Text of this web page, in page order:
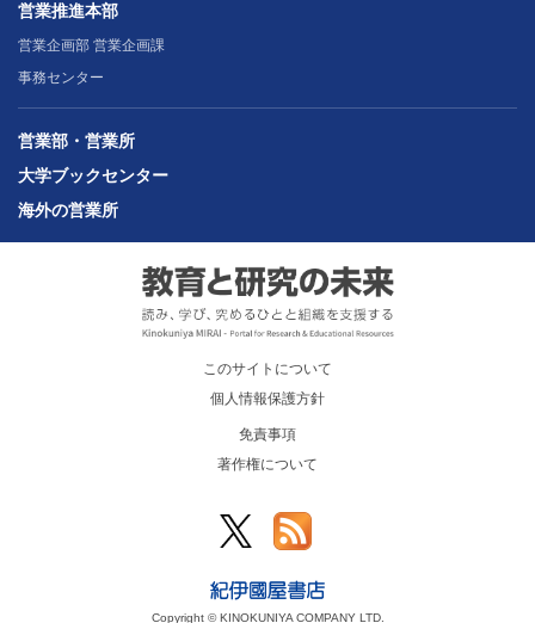
営業推進本部
営業企画部 営業企画課
事務センター
営業部・営業所
大学ブックセンター
海外の営業所
このサイトについて
個人情報保護方針
免責事項
著作権について
Copyright © KINOKUNIYA COMPANY LTD.